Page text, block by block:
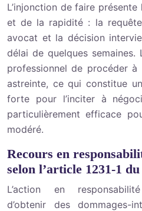
L’injonction de faire
et de la rapidité : la
avocat et la décision
délai de quelques
professionnel de procéder
astreinte, ce qui constitue
forte pour l’inciter à
particulièrement efficace
modéré.
Recours en
selon l’article 1231-1
L’action en
d’obtenir des dommages-